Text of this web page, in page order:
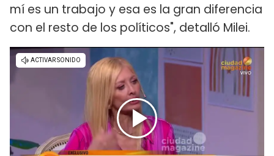
mí es un trabajo y esa es la gran diferencia
con el resto de los políticos", detalló Milei.